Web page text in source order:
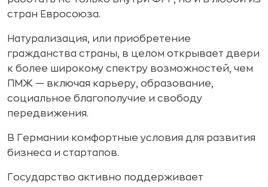
стран Евросоюза.
Натурализация, или приобретение
гражданства страны, в целом открывает двери
к более широкому спектру возможностей, чем
ПМЖ — включая карьеру, образование,
социальное благополучие и свободу
передвижения.
В Германии комфортные условия для развития
бизнеса и стартапов.
Государство активно поддерживает